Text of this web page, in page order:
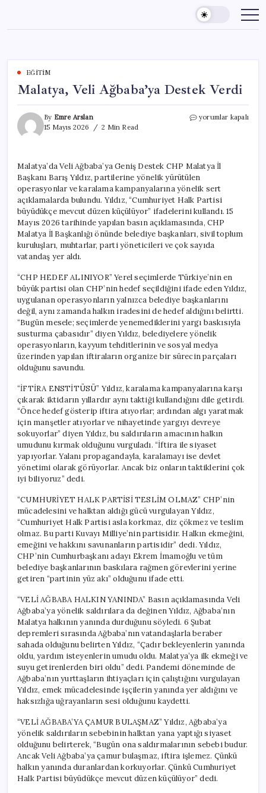
content
EĞITIM
Malatya, Veli Ağbaba’ya Destek Verdi
By Emre Arslan
15 Mayıs 2026
2 Min Read
Malatya,
için
yorumlar kapalı
Malatya’da Veli Ağbaba’ya Geniş Destek CHP Malatya İl
Başkanı Barış Yıldız, partilerine yönelik yürütülen
operasyonlar ve karalama kampanyalarına yönelik sert
açıklamalarda bulundu. Yıldız, “Cumhuriyet Halk Partisi
büyüdükçe mevcut düzen küçülüyor” ifadelerini kullandı. 15
Mayıs 2026 tarihinde yapılan basın açıklamasında, CHP
Malatya İl Başkanlığı önünde belediye başkanları, sivil toplum
kuruluşları, muhtarlar, parti yöneticileri ve çok sayıda
vatandaş yer aldı.
“CHP HEDEF ALINIYOR” Yerel seçimlerde Türkiye’nin en
büyük partisi olan CHP’nin hedef seçildiğini ifade eden Yıldız,
uygulanan operasyonların yalnızca belediye başkanlarını
değil, aynı zamanda halkın iradesini de hedef aldığını belirtti.
“Bugün mesele; seçimlerde yenemediklerini yargı baskısıyla
susturma çabasıdır” diyen Yıldız, belediyelere yönelik
operasyonların, kayyum tehditlerinin ve sosyal medya
üzerinden yapılan iftiraların organize bir sürecin parçaları
olduğunu savundu.
“İFTİRA ENSTİTÜSÜ” Yıldız, karalama kampanyalarına karşı
çıkarak iktidarın yıllardır aynı taktiği kullandığını dile getirdi.
“Önce hedef gösterip iftira atıyorlar; ardından algı yaratmak
için manşetler atıyorlar ve nihayetinde yargıyı devreye
sokuyorlar” diyen Yıldız, bu saldırıların amacının halkın
umudunu kırmak olduğunu vurguladı. “İftira ile siyaset
yapıyorlar. Yalanı propagandayla, karalamayı ise devlet
yönetimi olarak görüyorlar. Ancak biz onların taktiklerini çok
iyi biliyoruz” dedi.
“CUMHURİYET HALK PARTİSİ TESLİM OLMAZ” CHP’nin
mücadelesini ve halktan aldığı gücü vurgulayan Yıldız,
“Cumhuriyet Halk Partisi asla korkmaz, diz çökmez ve teslim
olmaz. Bu parti Kuvayı Milliye’nin partisidir. Halkın ekmeğini,
emeğini ve hakkını savunanların partisidir” dedi. Yıldız,
CHP’nin Cumhurbaşkanı adayı Ekrem İmamoğlu ve tüm
belediye başkanlarının baskılara rağmen görevlerini yerine
getiren “partinin yüz akı” olduğunu ifade etti.
“VELİ AĞBABA HALKIN YANINDA” Basın açıklamasında Veli
Ağbaba’ya yönelik saldırılara da değinen Yıldız, Ağbaba’nın
Malatya halkının yanında durduğunu söyledi. 6 Şubat
depremleri sırasında Ağbaba’nın vatandaşlarla beraber
sahada olduğunu belirten Yıldız, “Çadır bekleyenlerin yanında
oldu, yardım isteyenlerin umudu oldu. Malatya’ya ilk ekmeği ve
suyu getirenlerden biri oldu” dedi. Pandemi döneminde de
Ağbaba’nın yurttaşların ihtiyaçları için çalıştığını vurgulayan
Yıldız, emek mücadelesinde işçilerin yanında yer aldığını ve
haksızlığa uğrayanların sesi olduğunu kaydetti.
“VELİ AĞBABA’YA ÇAMUR BULAŞMAZ” Yıldız, Ağbaba’ya
yönelik saldırıların sebebinin halktan yana yaptığı siyaset
olduğunu belirterek, “Bugün ona saldırmalarının sebebi budur.
Ancak Veli Ağbaba’ya çamur bulaşmaz, iftira işlemez. Çünkü
halkın yanında duranlardan korkuyorlar. Çünkü Cumhuriyet
Halk Partisi büyüdükçe mevcut düzen küçülüyor” dedi.